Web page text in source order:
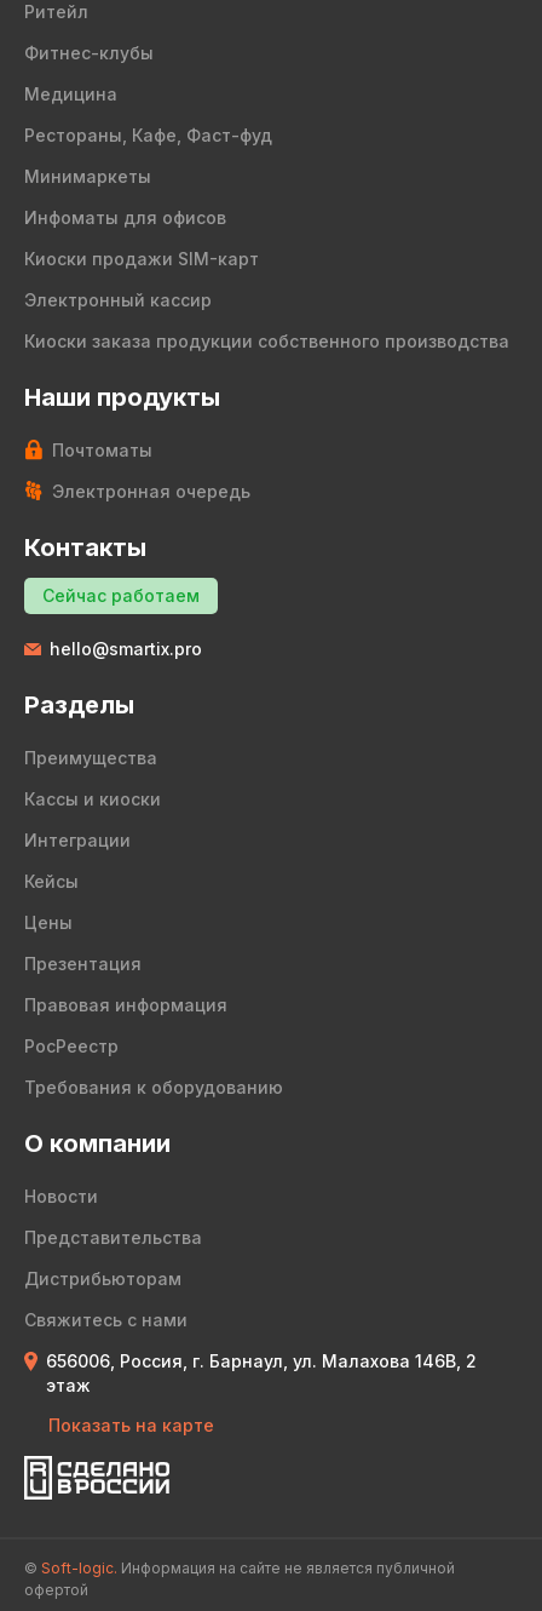
Ритейл
Фитнес-клубы
Медицина
Рестораны, Кафе, Фаст-фуд
Минимаркеты
Инфоматы для офисов
Киоски продажи SIM-карт
Электронный кассир
Киоски заказа продукции собственного производства
Наши продукты
Почтоматы
Электронная очередь
Контакты
Сейчас работаем
hello@smartix.pro
Разделы
Преимущества
Кассы и киоски
Интеграции
Кейсы
Цены
Презентация
Правовая информация
РосРеестр
Требования к оборудованию
О компании
Новости
Представительства
Дистрибьюторам
Свяжитесь с нами
656006, Россия, г. Барнаул, ул. Малахова 146В, 2
этаж
Показать на карте
© Soft-logic. Информация на сайте не является публичной
офертой